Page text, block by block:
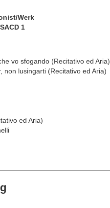
Werk
1
vo sfogando (Recitativo ed Aria)
non lusingarti (Recitativo ed Aria)
ed Aria)